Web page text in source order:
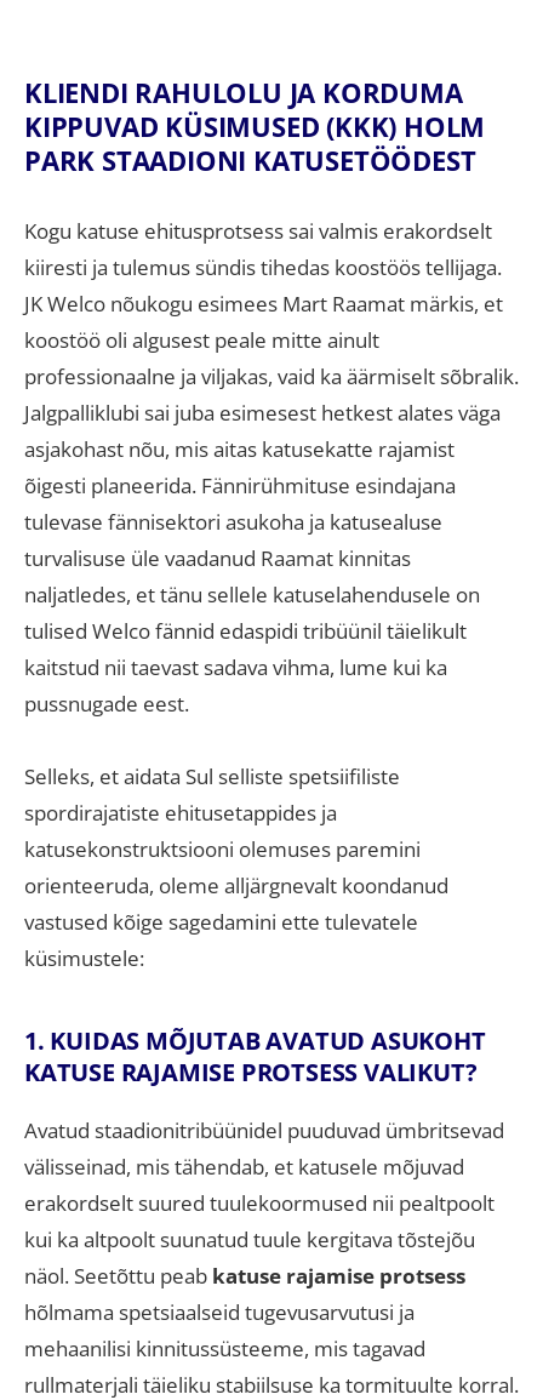
KLIENDI RAHULOLU JA KORDUMA
KIPPUVAD KÜSIMUSED (KKK) HOLM
PARK STAADIONI KATUSETÖÖDEST
Kogu katuse ehitusprotsess sai valmis erakordselt
kiiresti ja tulemus sündis tihedas koostöös tellijaga.
JK Welco nõukogu esimees Mart Raamat märkis, et
koostöö oli algusest peale mitte ainult
professionaalne ja viljakas, vaid ka äärmiselt sõbralik.
Jalgpalliklubi sai juba esimesest hetkest alates väga
asjakohast nõu, mis aitas katusekatte rajamist
õigesti planeerida. Fännirühmituse esindajana
tulevase fännisektori asukoha ja katusealuse
turvalisuse üle vaadanud Raamat kinnitas
naljatledes, et tänu sellele katuselahendusele on
tulised Welco fännid edaspidi tribüünil täielikult
kaitstud nii taevast sadava vihma, lume kui ka
pussnugade eest.
Selleks, et aidata Sul selliste spetsiifiliste
spordirajatiste ehitusetappides ja
katusekonstruktsiooni olemuses paremini
orienteeruda, oleme alljärgnevalt koondanud
vastused kõige sagedamini ette tulevatele
küsimustele:
1. KUIDAS MÕJUTAB AVATUD ASUKOHT
KATUSE RAJAMISE PROTSESS VALIKUT?
Avatud staadionitribüünidel puuduvad ümbritsevad
välisseinad, mis tähendab, et katusele mõjuvad
erakordselt suured tuulekoormused nii pealtpoolt
kui ka altpoolt suunatud tuule kergitava tõstejõu
näol. Seetõttu peab katuse rajamise protsess
hõlmama spetsiaalseid tugevusarvutusi ja
mehaanilisi kinnitussüsteeme, mis tagavad
rullmaterjali täieliku stabiilsuse ka tormituulte korral.